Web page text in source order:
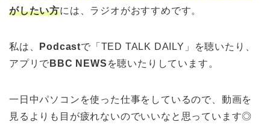
がしたい方には、ラジオがおすすめです。
私は、 Podcastで「TED TALK DAILY」を聴いたり、
アプリで BBC NEWS を聴いたりしています。
一日中パソコンを使った仕事をしているので、動画を
見るよりも目が疲れないのでいいなと思っています◎